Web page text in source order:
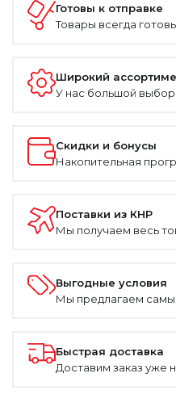
Готовы к отправке
Товары всегда
Широкий
У нас большой выбор
Скидки и бонусы
Накопительная
Поставки из КНР
Мы получаем весь
Выгодные условия
Мы предлагаем
Быстрая доставка
Доставим заказ уже